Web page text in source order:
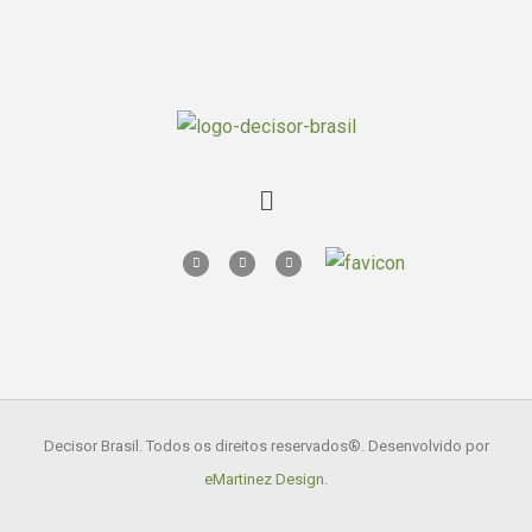
Decisor Brasil. Todos os direitos reservados®. Desenvolvido por
eMartinez Design.